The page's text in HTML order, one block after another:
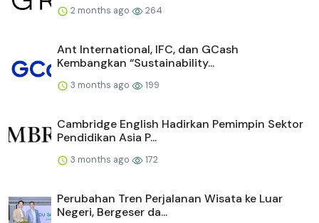
2 months ago 264
Ant International, IFC, dan GCash
Kembangkan “Sustainability...
3 months ago 199
Cambridge English Hadirkan Pemimpin Sektor
Pendidikan Asia P...
3 months ago 172
Perubahan Tren Perjalanan Wisata ke Luar
Negeri, Bergeser da...